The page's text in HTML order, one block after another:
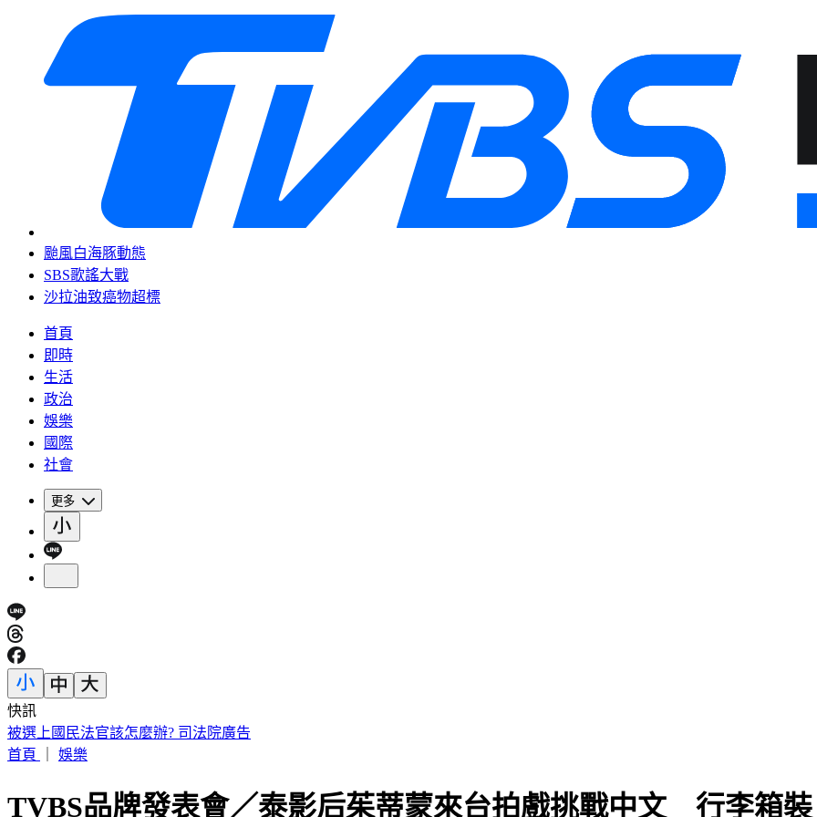
颱風白海豚動態
SBS歌謠大戰
沙拉油致癌物超標
首頁
即時
生活
政治
娛樂
國際
社會
更多
快訊
被選上國民法官該怎麼辦? 司法院廣告
首頁
娛樂
TVBS品牌發表會／泰影后茱蒂蒙來台拍戲挑戰中文 行李箱裝